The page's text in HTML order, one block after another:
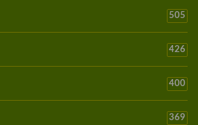
505
426
400
369